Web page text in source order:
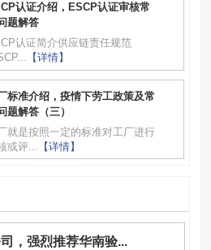
认证介绍，ESCP认证审核常
题解答
认证简介供应链责任规范
【详情】
标准介绍，疫情下劳工政策及常
题解答（三）
就是按照一定的标准对工厂进行
或评... 【详情】
，强烈推荐华南验...